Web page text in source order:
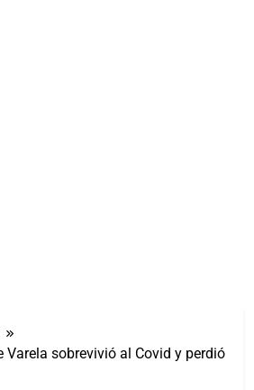
Varela sobrevivió al Covid y perdió